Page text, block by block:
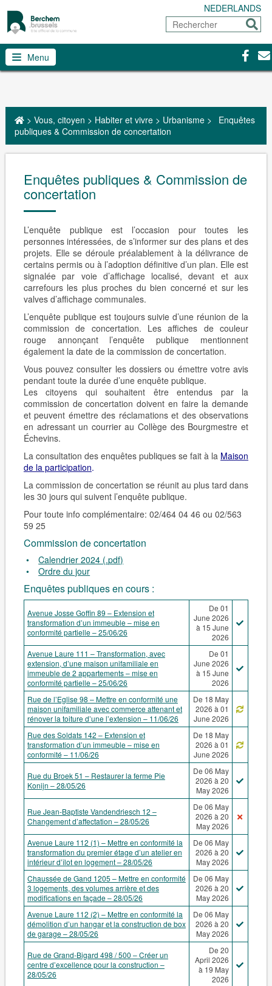
NEDERLANDS
Rechercher
Menu
> Vous, citoyen > Habiter et vivre> Urbanisme>
Enquêtes
publiques & Commission de concertation
Enquêtes publiques & Commission de
concertation
L’enquête publique est l’occasion pour toutes les
personnes intéressées, de s’informer sur des plans et des
projets. Elle se déroule préalablement à la délivrance de
certains permis ou à l’adoption définitive d’un plan. Elle est
signalée par voie d’affichage localisé, devant et aux
carrefours les plus proches du bien concerné et sur les
valves d’affichage communales.
L’enquête publique est toujours suivie d’une réunion de la
commission de concertation. Les affiches de couleur
rouge annonçant l’enquête publique mentionnent
également la date de la commission de concertation.
Vous pouvez consulter les dossiers ou émettre votre avis
pendant toute la durée d’une enquête publique.
Les citoyens qui souhaitent être entendus par la
commission de concertation doivent en faire la demande
et peuvent émettre des réclamations et des observations
en adressant un courrier au Collège des Bourgmestre et
Échevins.
La consultation des enquêtes publiques se fait à la Maison
de la participation.
La commission de concertation se réunit au plus tard dans
les 30 jours qui suivent l’enquête publique.
Pour toute info complémentaire: 02/464 04 46 ou 02/563
59 25
Commission de concertation
Calendrier 2024 (.pdf)
Ordre du jour
Enquêtes publiques en cours :
Avenue Josse Goffin 89 – Extension et
transformation d’un immeuble – mise en
conformité partielle – 25/06/26
De 01
June 2026
à 15 June
2026
Avenue Laure 111 – Transformation, avec
extension, d’une maison unifamiliale en
immeuble de 2 appartements – mise en
conformité partielle – 25/06/26
De 01
June 2026
à 15 June
2026
Rue de l’Eglise 98 – Mettre en conformité une
maison unifamiliale avec commerce attenant et
rénover la toiture d’une l’extension – 11/06/26
De 18 May
2026 à 01
June 2026
Rue des Soldats 142 – Extension et
transformation d’un immeuble – mise en
conformité – 11/06/26
De 18 May
2026 à 01
June 2026
Rue du Broek 51 – Restaurer la ferme Pie
Konijn – 28/05/26
De 06 May
2026 à 20
May 2026
Rue Jean-Baptiste Vandendriesch 12 –
Changement d’affectation – 28/05/26
De 06 May
2026 à 20
May 2026
Avenue Laure 112 (1) – Mettre en conformité la
transformation du premier étage d’un atelier en
intérieur d’îlot en logement – 28/05/26
De 06 May
2026 à 20
May 2026
Chaussée de Gand 1205 – Mettre en conformité
3 logements, des volumes arrière et des
modifications en façade – 28/05/26
De 06 May
2026 à 20
May 2026
Avenue Laure 112 (2) – Mettre en conformité la
démolition d’un hangar et la construction de box
de garage – 28/05/26
De 06 May
2026 à 20
May 2026
Rue de Grand-Bigard 498 / 500 – Créer un
centre d’excellence pour la construction –
28/05/26
De 20
April 2026
à 19 May
2026